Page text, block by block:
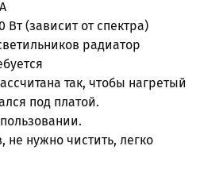
Вт (зависит от спектра)
радиатор
так, чтобы нагретый
под платой.
не нужно чистить, легко